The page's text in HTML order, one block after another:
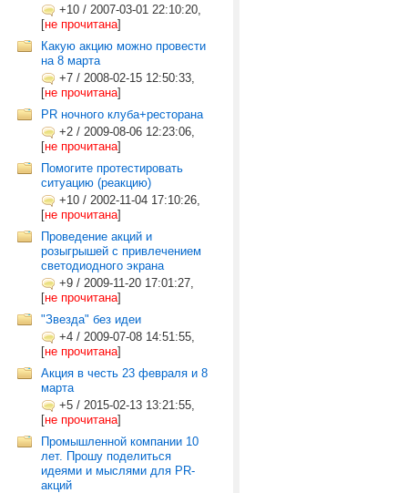
+10 / 2007-03-01 22:10:20,
[не прочитана]
Какую акцию можно провести
на 8 марта
+7 / 2008-02-15 12:50:33,
[не прочитана]
PR ночного клуба+ресторана
+2 / 2009-08-06 12:23:06,
[не прочитана]
Помогите протестировать
ситуацию (реакцию)
+10 / 2002-11-04 17:10:26,
[не прочитана]
Проведение акций и
розыгрышей с привлечением
светодиодного экрана
+9 / 2009-11-20 17:01:27,
[не прочитана]
"Звезда" без идеи
+4 / 2009-07-08 14:51:55,
[не прочитана]
Акция в честь 23 февраля и 8
марта
+5 / 2015-02-13 13:21:55,
[не прочитана]
Промышленной компании 10
лет. Прошу поделиться
идеями и мыслями для PR-
акций